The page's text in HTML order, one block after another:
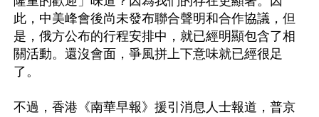
此，中美峰會後尚未發布聯合聲明和合作協議，但
是，俄方公布的行程安排中，就已經明顯包含了相
關活動。還沒會面，爭風拼上下意味就已經很足
了。
不過，香港《南華早報》援引消息人士報道，普京